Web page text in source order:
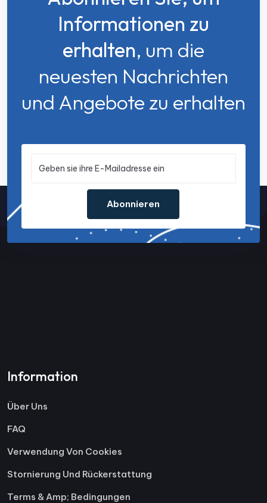
Informationen zu
erhalten, um die
neuesten Nachrichten
und Angebote zu erhalten
Abonnieren
Information
Über Uns
FAQ
Verwendung Von Cookies
Stornierung Und Rückerstattung
Terms & Amp; Bedingungen